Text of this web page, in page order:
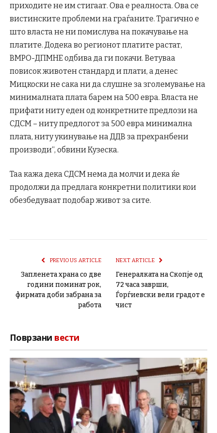
приходите не им стигаат. Ова е реалноста. Ова се
вистинските проблеми на граѓаните. Трагично е
што власта не ни помислува на покачување на
платите. Додека во регионот платите растат,
ВМРО-ДПМНЕ одбива да ги покачи. Ветуваа
повисок животен стандард и плати, а денес
Мицкоски не сака ни да слушне за зголемување на
минималната плата барем на 500 евра. Власта не
прифати ниту еден од конкретните предлози на
СДСМ – ниту предлогот за 500 евра минимална
плата, ниту укинување на ДДВ за прехранбени
производи“, обвини Кузеска.
Таа кажа дека СДСМ нема да молчи и дека ќе
продолжи да предлага конкретни политики кои
обезбедуваат подобар живот за сите.
PREVIOUS ARTICLE
Запленета храна со две
години поминат рок,
фирмата доби забрана за
работа
NEXT ARTICLE
Генералката на Скопје од
72 часа заврши,
Ѓорѓиевски вели градот е
чист
Поврзани вести